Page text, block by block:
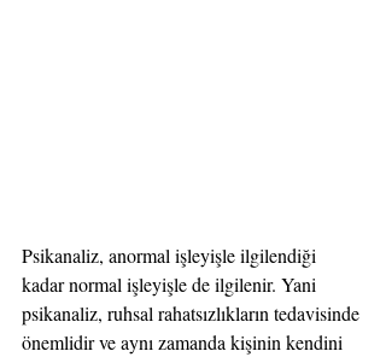
Psikanaliz, anormal işleyişle ilgilendiği
kadar normal işleyişle de ilgilenir. Yani
psikanaliz, ruhsal rahatsızlıkların tedavisinde
önemlidir ve aynı zamanda kişinin kendini